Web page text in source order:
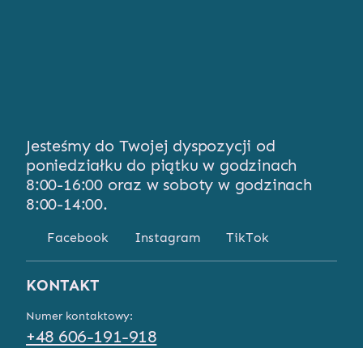
Jesteśmy do Twojej dyspozycji od
poniedziałku do piątku w godzinach
8:00-16:00 oraz w soboty w godzinach
8:00-14:00.
Facebook Instagram TikTok
KONTAKT
Numer kontaktowy:
+48 606-191-918